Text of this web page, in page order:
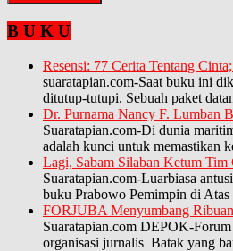
B U K U
Resensi: 77 Cerita Tentang
suaratapian.com-Saat buku ini
ditutup-tutupi. Sebuah paket
Dr. Purnama Nancy F. Lumban
Suaratapian.com-Di dunia
adalah kunci untuk memastikan
Lagi, Sabam Silaban Ketum
Suaratapian.com-Luarbiasa
buku Prabowo Pemimpin di Atas
FORJUBA Menyumbang
Suaratapian.com DEPOK-
organisasi jurnalis Batak yang